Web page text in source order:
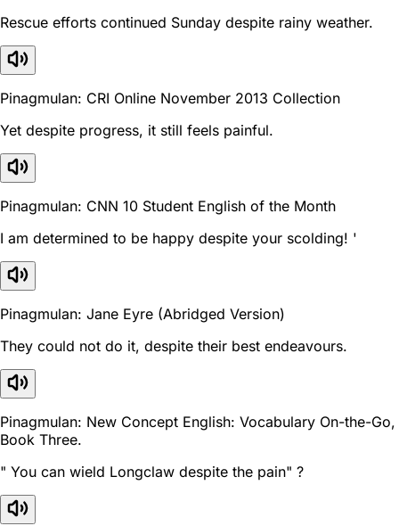
Rescue efforts continued Sunday despite rainy weather.
Pinagmulan: CRI Online November 2013 Collection
Yet despite progress, it still feels painful.
Pinagmulan: CNN 10 Student English of the Month
I am determined to be happy despite your scolding! '
Pinagmulan: Jane Eyre (Abridged Version)
They could not do it, despite their best endeavours.
Pinagmulan: New Concept English: Vocabulary On-the-Go,
Book Three.
" You can wield Longclaw despite the pain" ?